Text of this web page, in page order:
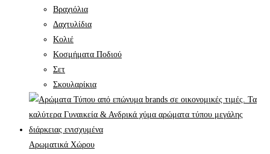
Βραχιόλια
Δαχτυλίδια
Κολιέ
Κοσμήματα Ποδιού
Σετ
Σκουλαρίκια
Αρωματικά Χώρου